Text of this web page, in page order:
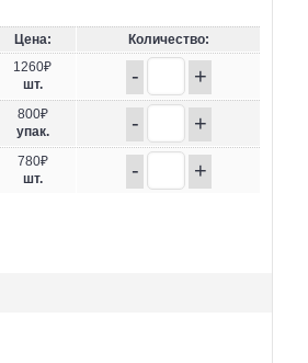
Цена: Количество:
1260₽
шт.
- +
800₽
упак.
- +
780₽
шт.
- +